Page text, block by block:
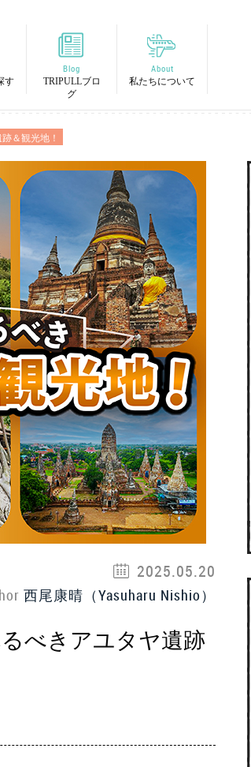
す
Blog
TRIPULLブロ
グ
About
私たちについて
＆観光地！
2025.05.20
西尾康晴（Yasuharu Nishio）
べきアユタヤ遺跡